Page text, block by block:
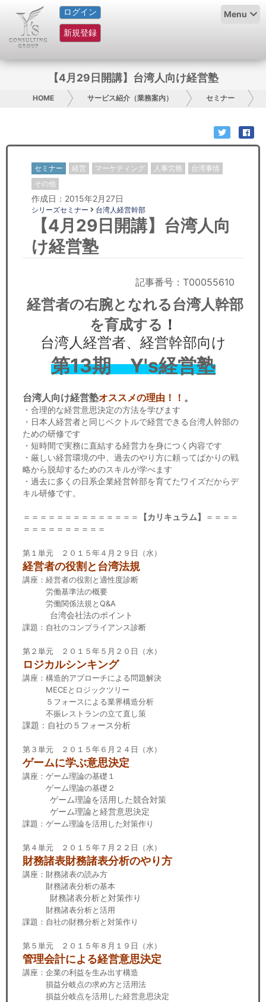
ログイン
新規登録
Menu
HOME
サービス紹介
グループ概要
日本人にPR
コンサルティング
リサーチ
経済ニュース
【4月29日開講】台湾人向け経営塾
HOME サービス紹介（業務案内） セミナー
セミナー 経営 マーケティング 人事労務
台湾事情
その他
作成日：2015年2月27日
シリーズセミナー 台湾人経営幹部
【4月29日開講】台湾人向
け経営塾
記事番号：T00055610
経営者の右腕となれる台湾人幹部
を育成する ！
台湾人経営者、経営幹部向け
第13期 Y's経営塾
台湾人向け経営塾オススメの理由！！ 。
・合理的な経営意思決定の方法を学びます
・日本人経営者と同じベクトルで経営できる台湾人幹部の
ための研修です
・短時間で実務に直結する経営力を身につく内容です
・厳しい経営環境の中、過去のやり方に頼ってばかりの戦
略から脱却するためのスキルが学べます
・過去に多くの日系企業経営幹部を育てたワイズだからデ
キル研修です。
＝＝＝＝＝＝＝＝＝＝＝＝＝＝ 【カリキュラム】
＝＝＝＝
＝＝＝＝＝＝＝＝＝＝
第１単元 ２０１５年４月２９日（水）
経営者の役割と台湾法規
講座：経営者の役割と適性度診断
労働基準法の概要
労働関係法規とQ&A
台湾会社法のポイント
課題：自社のコンプライアンス診断
第２単元 ２０１５年５月２０日（水）
ロジカルシンキング
講座：構造的アプローチによる問題解決
MECEとロジックツリー
５フォースによる業界構造分析
不振レストランの立て直し策
課題：自社の５フォース分析
第３単元 ２０１５年６月２４日（水）
ゲームに学ぶ意思決定
講座：ゲーム理論の基礎１
ゲーム理論の基礎２
ゲーム理論を活用した競合対策
ゲーム理論と経営意思決定
課題：ゲーム理論を活用した対策作り
第４単元 ２０１５年７月２２日（水）
財務諸表財務諸表分析のやり方
講座：財務諸表の読み方
財務諸表分析の基本
財務諸表分析と対策作り
財務諸表分析と活用
課題：自社の財務分析と対策作り
第５単元 ２０１５年８月１９日（水）
管理会計による経営意思決定
講座：企業の利益を生み出す構造
損益分岐点の求め方と活用法
損益分岐点を活用した経営意思決定